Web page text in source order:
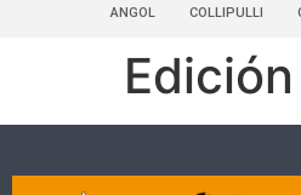
ANGOL COLLIPULLI